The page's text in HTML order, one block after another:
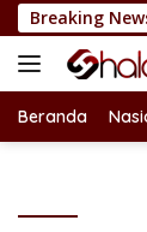
Langsung
ke
konten
Breaking
Beranda